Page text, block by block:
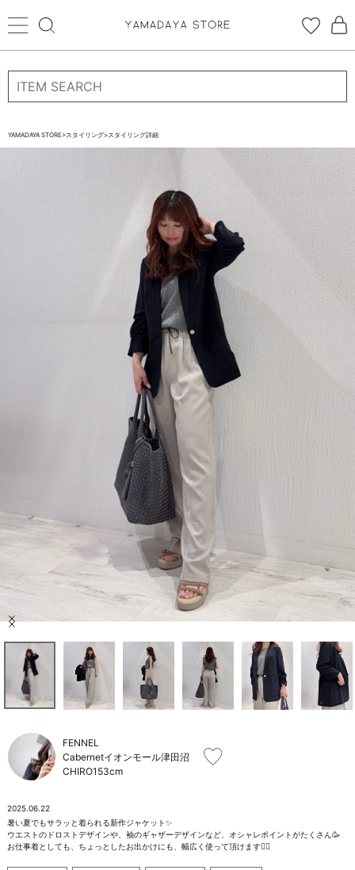
ログイン 新規会員登録
STORE BRAND・LABELから探す
NEWS
ブランド一覧
店舗検索
ご利用ガイド/ヘルプ
YAMADAYA STORE>スタイリング>スタイリング詳細
Item
FENNEL
Cabernetイオンモール津田沼
CHIRO153cm
2025.06.22
暑い夏でもサラッと着られる新作ジャケット✨️
ウエストのドロストデザインや、袖のギャザーデザインなど、オシャレポイントがたくさん🥳
お仕事着としても、ちょっとしたお出かけにも、幅広く使って頂けます🙆‍♀️